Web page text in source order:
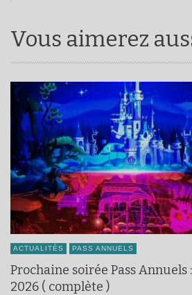
Vous aimerez
ACTUALITÉS PASS ANNUELS
Prochaine soirée Pass Annuels
2026 ( complète )